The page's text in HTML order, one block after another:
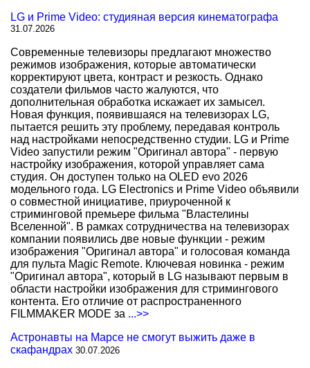
LG и Prime Video: студияная версия кинематографа
31.07.2026
Современные телевизоры предлагают множество
режимов изображения, которые автоматически
корректируют цвета, контраст и резкость. Однако
создатели фильмов часто жалуются, что
дополнительная обработка искажает их замысел.
Новая функция, появившаяся на телевизорах LG,
пытается решить эту проблему, передавая контроль
над настройками непосредственно студии. LG и Prime
Video запустили режим "Оригинал автора" - первую
настройку изображения, которой управляет сама
студия. Он доступен только на OLED evo 2026
модельного года. LG Electronics и Prime Video объявили
о совместной инициативе, приуроченной к
стриминговой премьере фильма "Властелины
Вселенной". В рамках сотрудничества на телевизорах
компании появились две новые функции - режим
изображения "Оригинал автора" и голосовая команда
для пульта Magic Remote. Ключевая новинка - режим
"Оригинал автора", который в LG называют первым в
области настройки изображения для стримингового
контента. Его отличие от распространенного
FILMMAKER MODE за ...>>
Астронавты на Марсе не смогут выжить даже в
скафандрах 30.07.2026